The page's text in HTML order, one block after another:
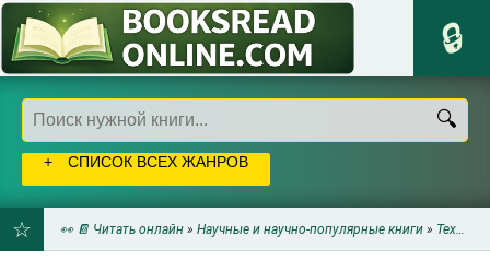
СПИСОК ВСЕХ ЖАНРОВ
👀 📔 Читать онлайн » Научные и научно-популярные книги » Техническая литература